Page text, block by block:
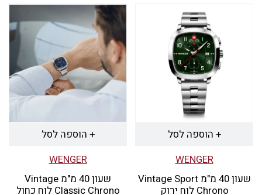
+ הוספה לסל
WENGER
שעון 40 מ"מ Vintage Sport
Chrono לוח ירוק
+ הוספה לסל
WENGER
שעון 40 מ"מ Vintage
Classic Chrono לוח כחול